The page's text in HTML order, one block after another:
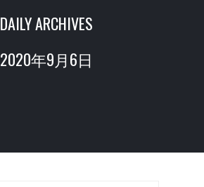
DAILY ARCHIVES
2020年9月6日